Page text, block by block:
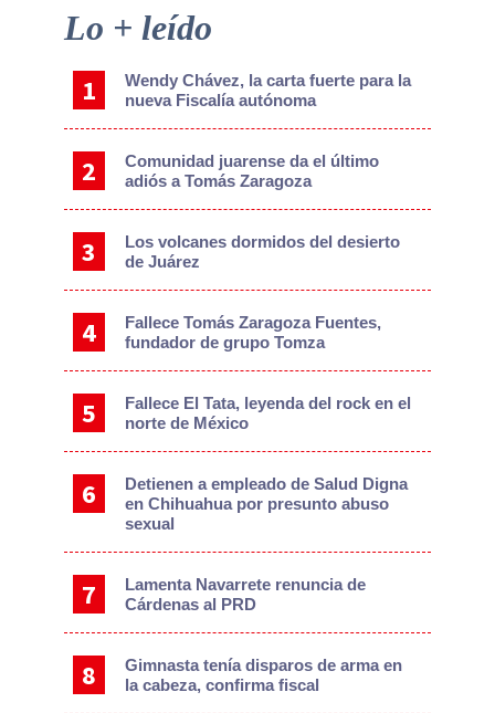
Primary
Sidebar
Lo + leído
Wendy Chávez, la carta fuerte para la
nueva Fiscalía autónoma
Comunidad juarense da el último
adiós a Tomás Zaragoza
Los volcanes dormidos del desierto
de Juárez
Fallece Tomás Zaragoza Fuentes,
fundador de grupo Tomza
Fallece El Tata, leyenda del rock en el
norte de México
Detienen a empleado de Salud Digna
en Chihuahua por presunto abuso
sexual
Lamenta Navarrete renuncia de
Cárdenas al PRD
Gimnasta tenía disparos de arma en
la cabeza, confirma fiscal